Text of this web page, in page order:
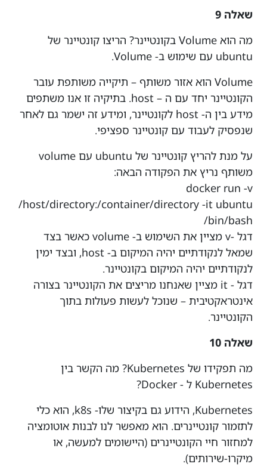
שאלה 9
מה הוא Volume בקונטיינר? הריצו קונטיינר של
ubuntu עם שימוש ב- Volume.
Volume הוא אזור משותף – תיקייה משותפת עובר
הקונטיינר יחד עם ה – host. בתיקיה זו אנו משתפים
מידע בין ה- host לקונטיינר, ומידע זה ישמר גם לאחר
שנפסיק לעבוד עם קונטיינר ספציפי.
על מנת להריץ קונטיינר של ubuntu עם volume
משותף נריץ את הפקודה הבאה:
docker run -v
/host/directory:/container/directory -it ubuntu
/bin/bash
דגל -v מציין את השימוש ב- volume כאשר בצד
שמאל לנקודתיים יהיה המיקום ב- host, ובצד ימין
לנקודתיים יהיה המיקום בקונטיינר.
דגל - it מציין שאנחנו מריצים את הקונטיינר בצורה
אינטראקטיבית – שנוכל לעשות פעולות בתוך
הקונטיינר.
שאלה 10
מה תפקידו של Kubernetes? מה הקשר בין
Kubernetes ל - Docker?
Kubernetes, הידוע גם בקיצור שלו- k8s, הוא כלי
לתזמור קונטיינרים. הוא מאפשר לנו לבנות אוטומציה
למחזור חיי הקונטיינרים (היישומים למעשה, או
מיקרו-שירותים).